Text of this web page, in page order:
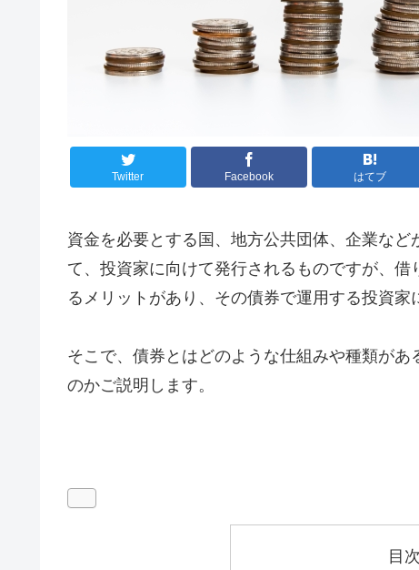
Twitter Facebook はてブ
資金を必要とする国、地方公共団体、企業な
て、投資家に向けて発行されるものですが、
るメリットがあり、その債券で運用する投資家
そこで、債券とはどのような仕組みや種類が
のかご説明します。
目次